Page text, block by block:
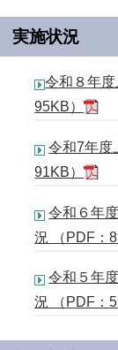
実施状況
令和８年
95KB）
令和7年度
91KB）
令和６年
況 （PDF：
令和５年
況 （PDF：